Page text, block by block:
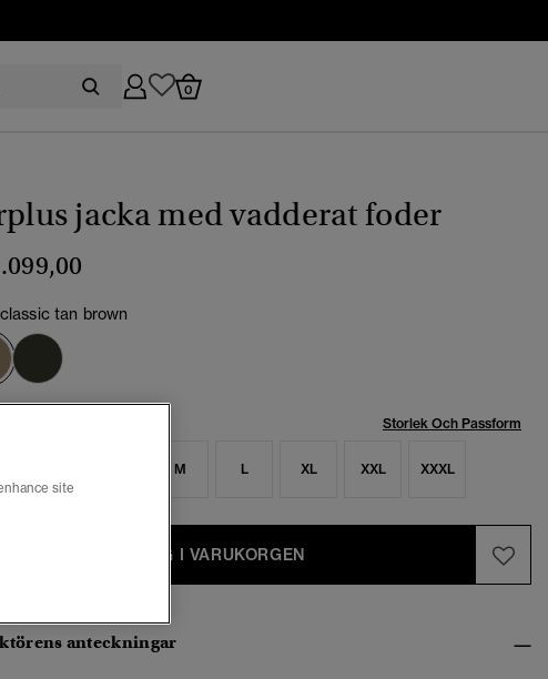
0
jacka med vadderat foder
classic tan brown
vald
Storlek Och Passform
M L XL XXL XXXL
LÄGG I VARUKORGEN
anteckningar
site